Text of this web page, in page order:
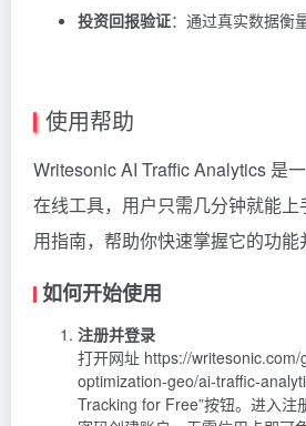
投资回报验证：通过真实数据衡
使用帮助
Writesonic AI Traffic Analytics 是
在线工具，用户只需几分钟就能
用指南，帮助你快速掌握它的功能
如何开始使用
注册并登录
打开网址 https://
optimization-geo/ai-traffic-
Tracking for Free”按钮。进入注